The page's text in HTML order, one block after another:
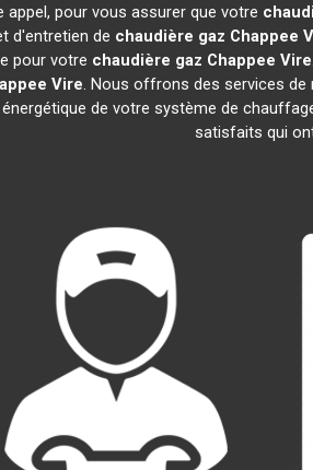
pour vous assurer que votre
d'entretien de chaudière gaz Chappee
pour votre chaudière gaz Chappee Vire
Vire. Nous offrons des services de
de votre système de
satisfaits qui